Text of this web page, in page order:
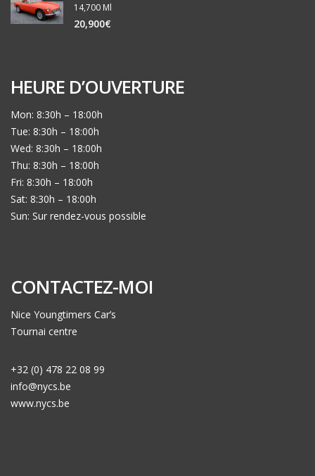
14,700 Ml
20,900€
HEURE D’OUVERTURE
Mon: 8:30h – 18:00h
Tue: 8:30h – 18:00h
Wed: 8:30h – 18:00h
Thu: 8:30h – 18:00h
Fri: 8:30h – 18:00h
Sat: 8:30h – 18:00h
Sun: Sur rendez-vous possible
CONTACTEZ-MOI
Nice Youngtimers Car’s
Tournai centre
+32 (0) 478 22 08 99
info@nycs.be
www.nycs.be